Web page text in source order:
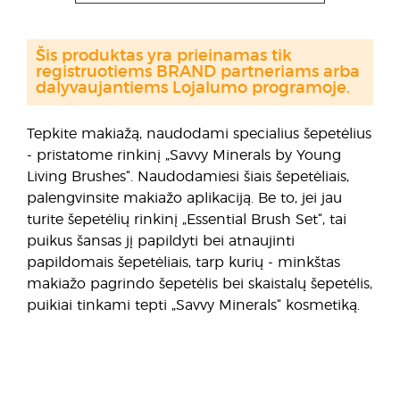
Tepkite makiažą, naudodami specialius šepetėlius
- pristatome rinkinį „Savvy Minerals by Young
Living Brushes“. Naudodamiesi šiais šepetėliais,
palengvinsite makiažo aplikaciją. Be to, jei jau
turite šepetėlių rinkinį „Essential Brush Set“, tai
puikus šansas jį papildyti bei atnaujinti
papildomais šepetėliais, tarp kurių - minkštas
makiažo pagrindo šepetėlis bei skaistalų šepetėlis,
puikiai tinkami tepti „Savvy Minerals“ kosmetiką.
Šis produktas yra prieinamas tik
registruotiems BRAND partneriams arba
dalyvaujantiems Lojalumo programoje.